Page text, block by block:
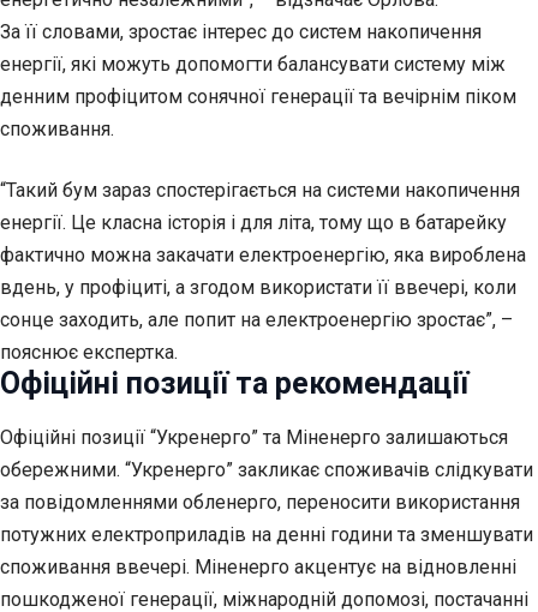
За її словами, зростає інтерес до систем накопичення
енергії, які можуть допомогти балансувати систему між
денним профіцитом сонячної генерації та вечірнім піком
споживання.
“Такий бум зараз спостерігається на системи накопичення
енергії. Це класна історія і для літа, тому що в батарейку
фактично можна закачати електроенергію, яка вироблена
вдень, у профіциті, а згодом використати її ввечері, коли
сонце заходить, але попит на електроенергію зростає”, –
пояснює експертка.
Офіційні позиції та рекомендації
Офіційні позиції “Укренерго” та Міненерго залишаються
обережними. “Укренерго” закликає споживачів слідкувати
за повідомленнями обленерго, переносити використання
потужних електроприладів на денні години та зменшувати
споживання ввечері. Міненерго акцентує на відновленні
пошкодженої генерації, міжнародній допомозі, постачанні